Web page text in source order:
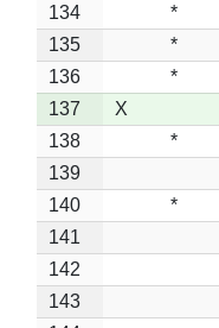
134
*
135
*
136
*
137
X
138
*
139
140
*
141
142
143